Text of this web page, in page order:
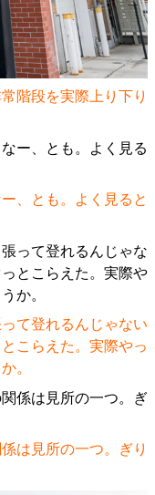
階段を実際上り下り
、とも。よく見ると
て登れるんじゃない
こらえた。実際やっ
。
は見所の一つ。ぎり